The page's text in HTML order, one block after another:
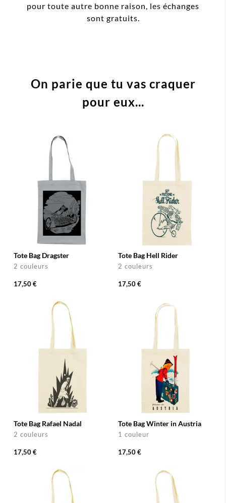
pour toute autre bonne raison, les échanges
sont gratuits.
On parie que tu vas craquer
pour eux...
Tote Bag Dragster
2 couleurs
17,50 €
Tote Bag Hell Rider
2 couleurs
17,50 €
Tote Bag Rafael Nadal
2 couleurs
17,50 €
Tote Bag Winter in Austria
1 couleur
17,50 €